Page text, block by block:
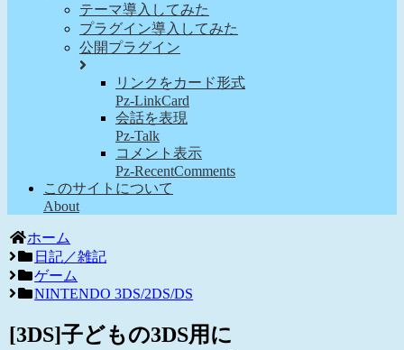
テーマ導入してみた
プラグイン導入してみた
公開プラグイン
リンクをカード形式
Pz-LinkCard
会話を表現
Pz-Talk
コメント表示
Pz-RecentComments
このサイトについて
About
ホーム
日記／雑記
ゲーム
NINTENDO 3DS/2DS/DS
[3DS]子どもの3DS用に